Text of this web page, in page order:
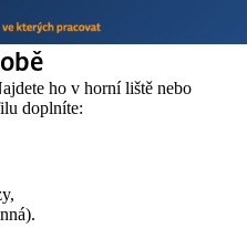
ho v horní liště nebo
doplníte: